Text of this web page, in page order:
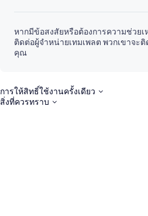
หากมีข้อสงสัยหรือต้องการความช่วยเ
ติดต่อผู้จำหน่ายเทมเพลต พวกเขาจะ
คุณ
การให้สิทธิ์ใช้งานครั้งเดียว
สิ่งที่ควรทราบ